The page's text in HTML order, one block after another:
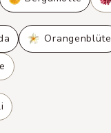
Orangenblüte